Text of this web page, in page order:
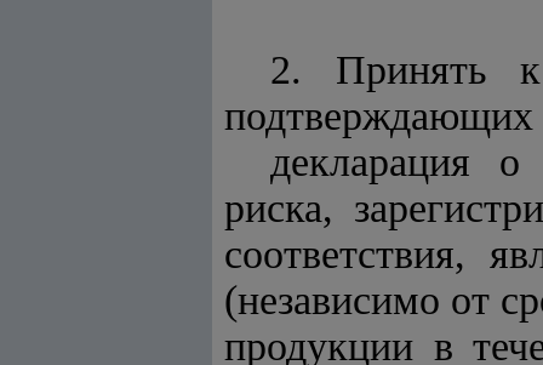
2. Принять
подтверждающих
декларация
риска,
соответствия,
(независимо от
продукции в